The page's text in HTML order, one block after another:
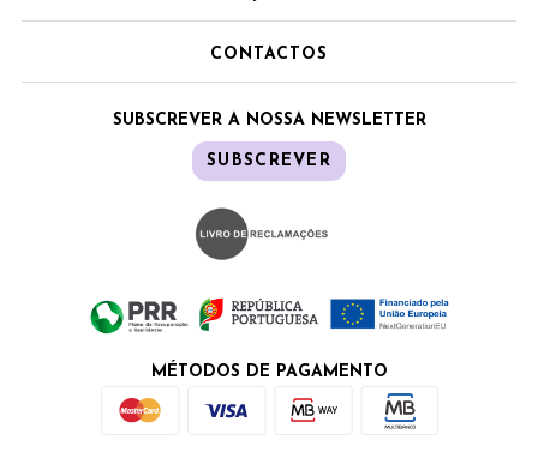
CONTACTOS
SUBSCREVER A NOSSA NEWSLETTER
SUBSCREVER
MÉTODOS DE PAGAMENTO